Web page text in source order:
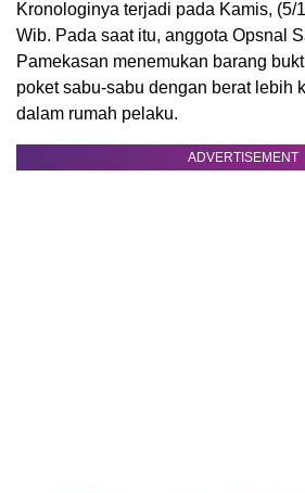
Kronologinya terjadi pada Kamis, (5/
Wib. Pada saat itu, anggota Opsnal
Pamekasan menemukan barang
poket sabu-sabu dengan berat lebih
dalam rumah pelaku.
ADVERTISEMENT